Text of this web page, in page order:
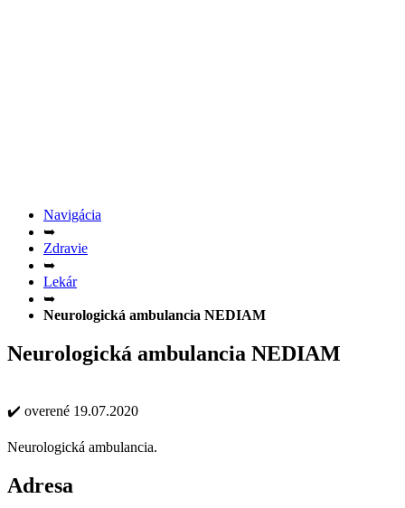
Navigácia
➥
Zdravie
➥
Lekár
➥
Neurologická ambulancia NEDIAM
Neurologická ambulancia NEDIAM
✔️ overené 19.07.2020
Neurologická ambulancia.
Adresa